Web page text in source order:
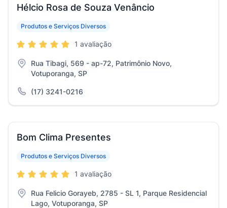
Hélcio Rosa de Souza Venâncio
Produtos e Serviços Diversos
1 avaliação
Rua Tibagi, 569 - ap-72, Patrimônio Novo,
Votuporanga, SP
(17) 3241-0216
Bom Clima Presentes
Produtos e Serviços Diversos
1 avaliação
Rua Felicio Gorayeb, 2785 - SL 1, Parque Residencial
Lago, Votuporanga, SP